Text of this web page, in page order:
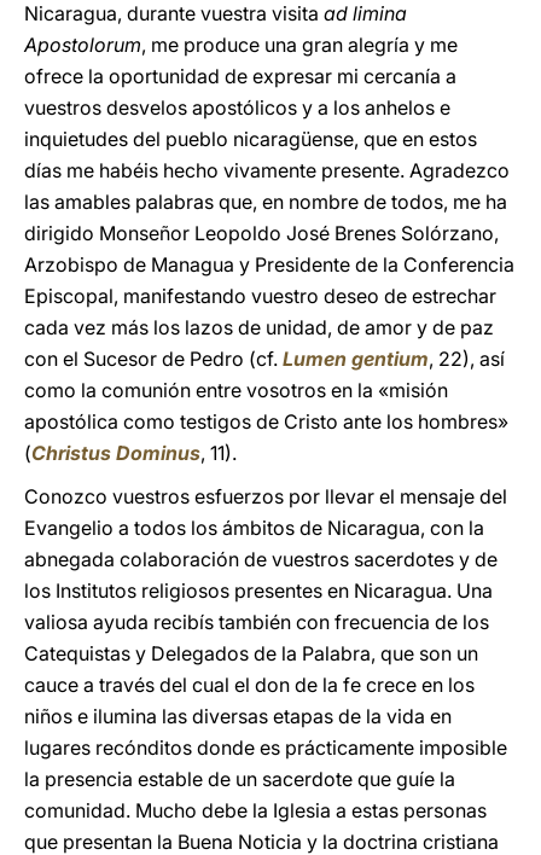
Nicaragua, durante vuestra visita ad limina
Apostolorum, me produce una gran alegría y me
ofrece la oportunidad de expresar mi cercanía a
vuestros desvelos apostólicos y a los anhelos e
inquietudes del pueblo nicaragüense, que en estos
días me habéis hecho vivamente presente. Agradezco
las amables palabras que, en nombre de todos, me ha
dirigido Monseñor Leopoldo José Brenes Solórzano,
Arzobispo de Managua y Presidente de la Conferencia
Episcopal, manifestando vuestro deseo de estrechar
cada vez más los lazos de unidad, de amor y de paz
con el Sucesor de Pedro (cf. Lumen gentium, 22), así
como la comunión entre vosotros en la «misión
apostólica como testigos de Cristo ante los hombres»
(Christus Dominus, 11).
Conozco vuestros esfuerzos por llevar el mensaje del
Evangelio a todos los ámbitos de Nicaragua, con la
abnegada colaboración de vuestros sacerdotes y de
los Institutos religiosos presentes en Nicaragua. Una
valiosa ayuda recibís también con frecuencia de los
Catequistas y Delegados de la Palabra, que son un
cauce a través del cual el don de la fe crece en los
niños e ilumina las diversas etapas de la vida en
lugares recónditos donde es prácticamente imposible
la presencia estable de un sacerdote que guíe la
comunidad. Mucho debe la Iglesia a estas personas
que presentan la Buena Noticia y la doctrina cristiana